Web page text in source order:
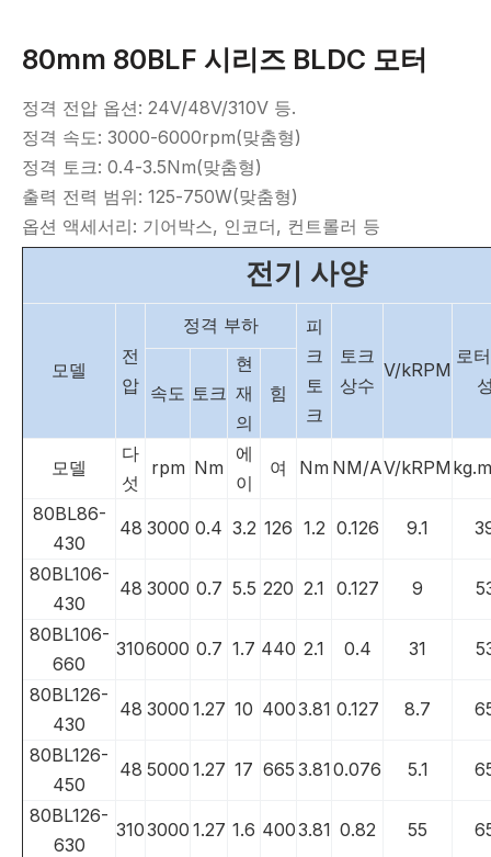
80mm 80BLF 시리즈 BLDC 모터
정격 전압 옵션: 24V/48V/310V 등.
정격 속도: 3000-6000rpm(맞춤형)
정격 토크: 0.4-3.5Nm(맞춤형)
출력 전력 범위: 125-750W(맞춤형)
옵션 액세서리: 기어박스, 인코더, 컨트롤러 등
전기 사양
모델
전
압
정격 부하
피
크
토
크
토크
상수
V/kRPM
로
속도 토크
현
재
의
힘
모델
다
섯
rpm Nm
에
이
여 Nm NM/AV/kRPM
80BL86-
430
48 3000 0.4 3.2 126 1.2 0.126 9.1
80BL106-
430
48 3000 0.7 5.5 220 2.1 0.127 9
80BL106-
660
3106000 0.7 1.7 440 2.1 0.4 31
80BL126-
430
48 3000 1.27 10 4003.81 0.127 8.7
80BL126-
450
48 5000 1.27 17 665 3.810.076 5.1
80BL126-
630
3103000 1.27 1.6 4003.81 0.82 55